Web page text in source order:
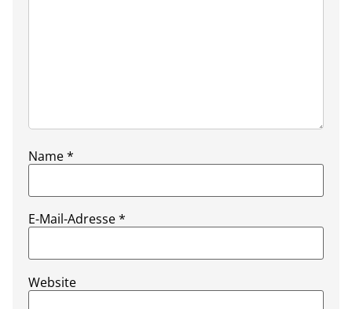
Name*
E-Mail-Adresse*
Website